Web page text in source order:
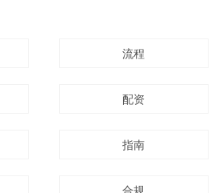
流程
配资
指南
合规